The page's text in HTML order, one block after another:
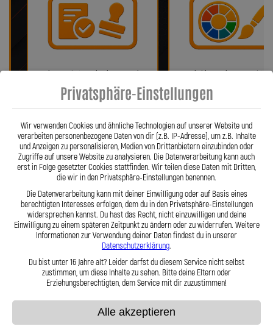
Bei uns erhalten Sie eine ABE oder
ein Teilegutachten (falls
notwendig)!
Wir bieten eine Auswahl
verschiedenen Farben!
Fragen? Unser Team ist täglich per
Telefon oder Mail für Sie da.
Einfache Montage dank
und 360° verdrehbarer
Präzision in Zahlen: Unsere technischen
Highlights
Privatsphäre-Einstellungen
Wir verwenden Cookies und ähnliche Technologien auf unserer Website und
verarbeiten personenbezogene Daten von dir (z.B. IP-Adresse), um z.B. Inhalte
und Anzeigen zu personalisieren, Medien von Drittanbietern einzubinden oder
Zugriffe auf unsere Website zu analysieren. Die Datenverarbeitung kann auch
erst in Folge gesetzter Cookies stattfinden. Wir teilen diese Daten mit Dritten,
die wir in den Privatsphäre-Einstellungen benennen.
Die Datenverarbeitung kann mit deiner Einwilligung oder auf Basis eines
berechtigten Interesses erfolgen, dem du in den Privatsphäre-Einstellungen
widersprechen kannst. Du hast das Recht, nicht einzuwilligen und deine
Einwilligung zu einem späteren Zeitpunkt zu ändern oder zu widerrufen. Weitere
Informationen zur Verwendung deiner Daten findest du in unserer
Datenschutzerklärung.
Du bist unter 16 Jahre alt? Leider darfst du diesem Service nicht selbst
zustimmen, um diese Inhalte zu sehen. Bitte deine Eltern oder
Erziehungsberechtigten, dem Service mit dir zuzustimmen!
Alle akzeptieren